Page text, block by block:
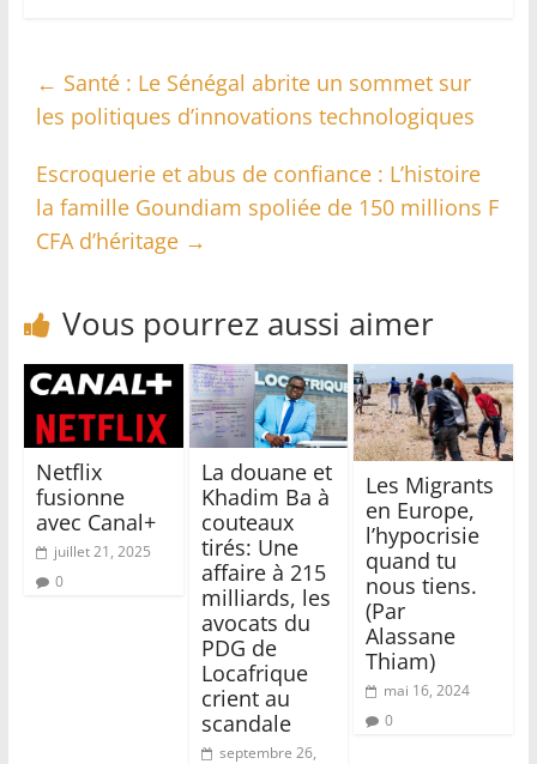
← Santé : Le Sénégal abrite un sommet sur
les politiques d’innovations technologiques
Escroquerie et abus de confiance : L’histoire
la famille Goundiam spoliée de 150 millions F
CFA d’héritage →
Vous pourrez aussi aimer
Netflix
fusionne
avec Canal+
juillet 21, 2025
0
La douane et
Khadim Ba à
couteaux
tirés: Une
affaire à 215
milliards, les
avocats du
PDG de
Locafrique
crient au
scandale
septembre 26,
Les Migrants
en Europe,
l’hypocrisie
quand tu
nous tiens.
(Par
Alassane
Thiam)
mai 16, 2024
0